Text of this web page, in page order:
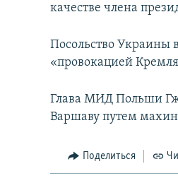
качестве члена
Посольство Украины
«провокацией
Глава МИД Польши
Варшаву путем
Поделиться